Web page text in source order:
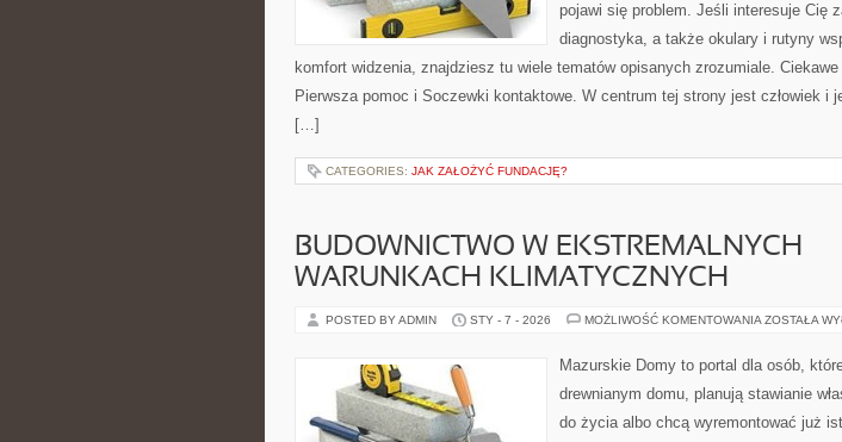
pojawi się problem. Jeśli interesuje Cię
diagnostyka, a także okulary i rutyny
komfort widzenia, znajdziesz tu wiele tematów opisanych zrozumiale.
Pierwsza pomoc i Soczewki kontaktowe. W centrum tej strony jest człowiek i
[…]
CATEGORIES: JAK ZAŁOŻYĆ FUNDACJĘ?
BUDOWNICTWO W EKSTREMALNYCH
WARUNKACH KLIMATYCZNYCH
POSTED BY ADMIN STY - 7 - 2026 MOŻLIWOŚĆ KOMENTOWANIA
WARUNKACH
ZOSTAŁA
Mazurskie Domy to portal dla osób,
drewnianym domu, planują stawianie
do życia albo chcą wyremontować już